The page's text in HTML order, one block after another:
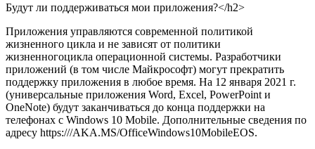
Будут ли поддерживаться мои приложения?</h2>
Приложения управляются современной политикой
жизненного цикла и не зависят от политики
жизненногоцикла операционной системы. Разработчики
приложений (в том числе Майкрософт) могут прекратить
поддержку приложения в любое время. На 12 января 2021 г.
(универсальные приложения Word, Excel, PowerPoint и
OneNote) будут заканчиваться до конца поддержки на
телефонах с Windows 10 Mobile. Дополнительные сведения по
адресу https:///AKA.MS/OfficeWindows10MobileEOS.